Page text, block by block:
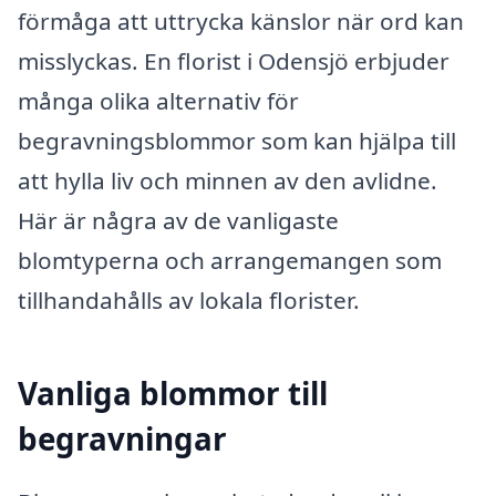
förmåga att uttrycka känslor när ord kan
misslyckas. En florist i Odensjö erbjuder
många olika alternativ för
begravningsblommor som kan hjälpa till
att hylla liv och minnen av den avlidne.
Här är några av de vanligaste
blomtyperna och arrangemangen som
tillhandahålls av lokala florister.
Vanliga blommor till
begravningar